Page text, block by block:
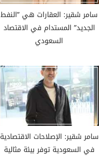
سامر شقير: العقارات هي ”النفط
الجديد” المستدام في الاقتصاد
السعودي
سامر شقير: الإصلاحات الاقتصادية
في السعودية توفر بيئة مثالية